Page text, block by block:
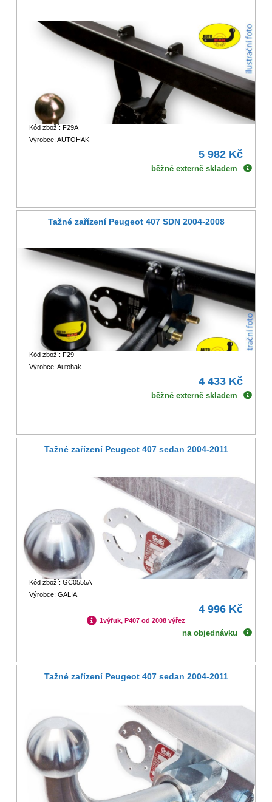
Kód zboží: F29A
Výrobce: AUTOHAK
5 982 Kč
běžně externě skladem
Tažné zařízení Peugeot 407 SDN 2004-2008
Kód zboží: F29
Výrobce: Autohak
4 433 Kč
běžně externě skladem
Tažné zařízení Peugeot 407 sedan 2004-2011
Kód zboží: GC0555A
Výrobce: GALIA
4 996 Kč
1výfuk, P407 od 2008 výřez
na objednávku
Tažné zařízení Peugeot 407 sedan 2004-2011